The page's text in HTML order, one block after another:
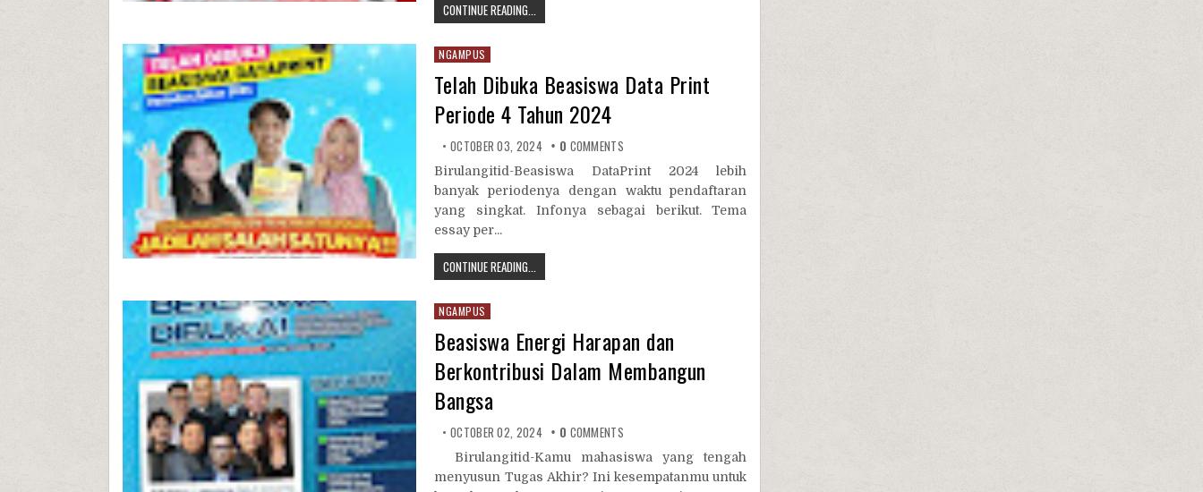
CONTINUE READING...
NGAMPUS
Telah Dibuka Beasiswa Data Print
Periode 4 Tahun 2024
OCTOBER 03, 2024 0 COMMENTS
Birulangitid-Beasiswa DataPrint 2024 lebih
banyak periodenya dengan waktu pendaftaran
yang singkat. Infonya sebagai berikut. Tema
essay per...
CONTINUE READING...
NGAMPUS
Beasiswa Energi Harapan dan
Berkontribusi Dalam Membangun
Bangsa
OCTOBER 02, 2024 0 COMMENTS
Birulangitid-Kamu mahasiswa yang tengah
menyusun Tugas Akhir? Ini kesempatanmu untuk